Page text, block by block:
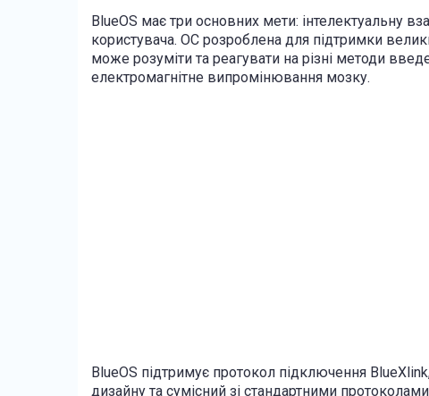
BlueOS має три основних мети: інтелектуальну
користувача. ОС розроблена для підтримки
може розуміти та реагувати на різні методи
електромагнітне випромінювання мозку.
BlueOS підтримує протокол підключення
дизайну та сумісний зі стандартними